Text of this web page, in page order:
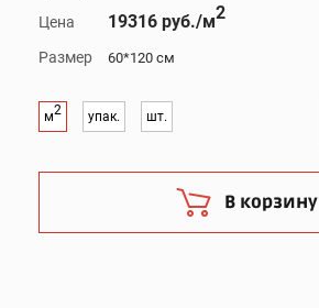
Цена 19316 руб./м2
Размер 60*120 см
м2 упак. шт.
В корзину